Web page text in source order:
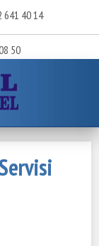
641 40 14
50